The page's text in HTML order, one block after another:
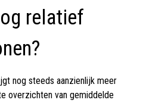
relatief
nog steeds aanzienlijk meer
overzichten van gemiddelde